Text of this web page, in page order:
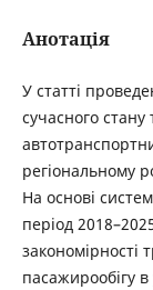
Анотація
У статті
сучасного
регіональному
На основі
період
закономірності
пасажирообігу